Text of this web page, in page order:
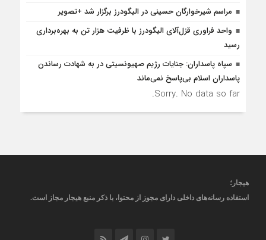
مراسم شیرخوارگان حسینی در الیگودرز برگزار شد +تصویر
واحد فراوری قزل‌آلای الیگودرز با ظرفیت هزار تن به بهره‌برداری
رسید
سپاه پاسداران: جنایات رژیم صهیونسیتی در به شهادت رساندن
پاسداران اسلام بی‌پاسخ نمی‌ماند
Sorry. No data so far.
هیجار ؛
استفاده رسانه‌های داخلی دارای مجوز از محتوا، با ذکر منبع هیجار مجاز است.